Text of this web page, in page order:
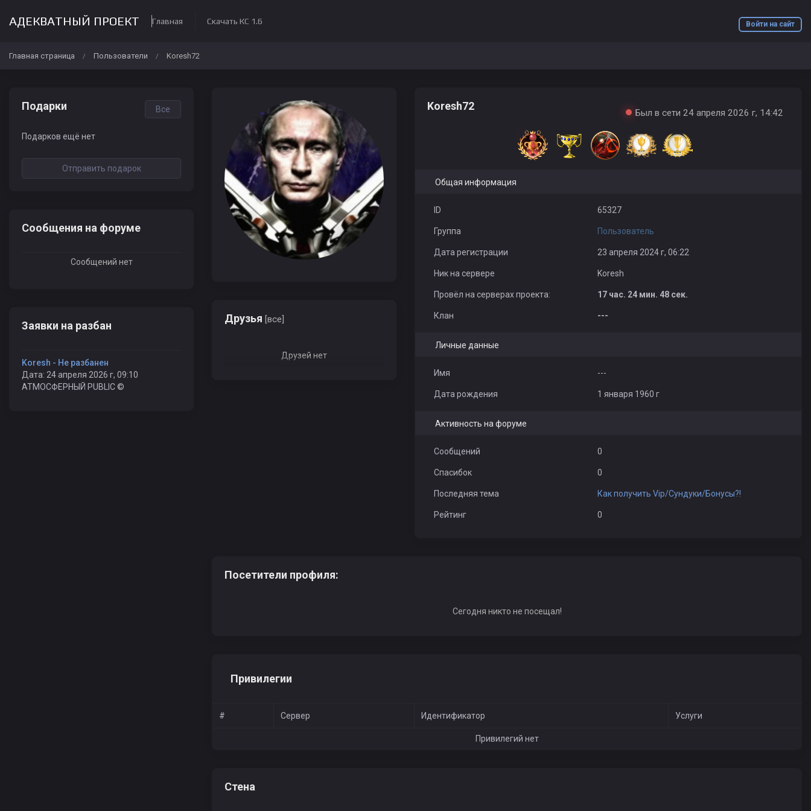
Войти на сайт
АДЕКВАТНЫЙ ПРОЕКТ Главная Скачать КС 1.6
Главная страница / Пользователи / Koresh72
Друзья [все]
Друзей нет
Koresh72
Был в сети 24 апреля 2026 г, 14:42
Общая информация
ID 65327
Группа Пользователь
Дата регистрации 23 апреля 2024 г, 06:22
Ник на сервере Koresh
Провёл на серверах проекта: 17 час. 24 мин. 48 сек.
Клан ---
Личные данные
Имя ---
Дата рождения 1 января 1960 г
Активность на форуме
Сообщений 0
Спасибок 0
Последняя тема Как получить Vip/Сундуки/Бонусы?!
Рейтинг 0
Посетители профиля:
Сегодня никто не посещал!
Привилегии
# Сервер Идентификатор Услуги
Привилегий нет
Стена
Подарки Все
Подарков ещё нет
Отправить подарок
Сообщения на форуме
Сообщений нет
Заявки на разбан
Koresh - Не разбанен
Дата: 24 апреля 2026 г, 09:10
АТМОСФЕРНЫЙ PUBLIC ©